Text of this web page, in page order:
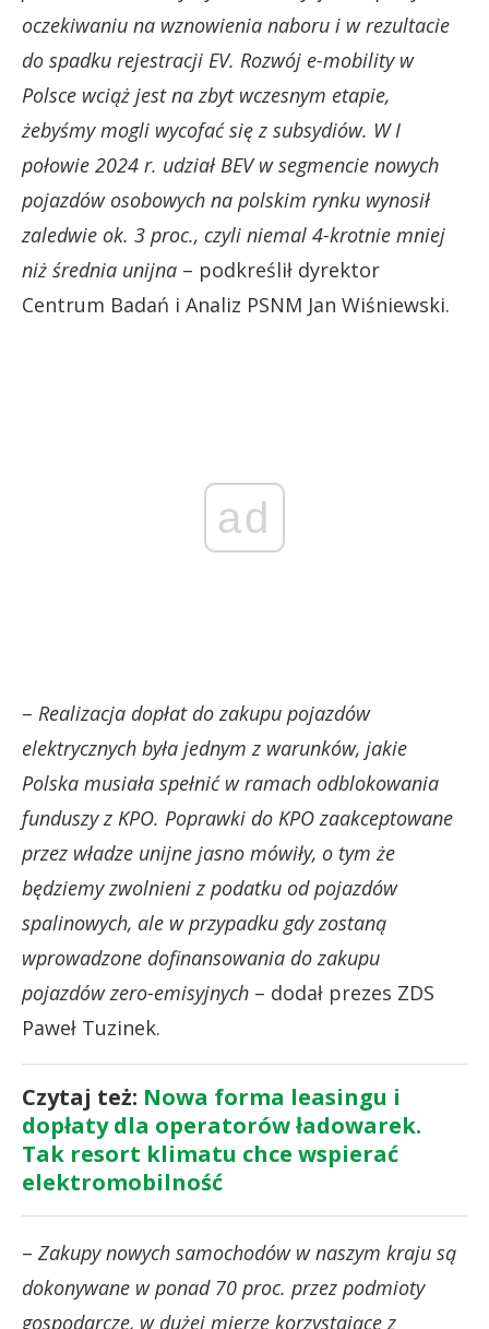
oczekiwaniu na wznowienia naboru i w rezultacie
do spadku rejestracji EV. Rozwój e-mobility w
Polsce wciąż jest na zbyt wczesnym etapie,
żebyśmy mogli wycofać się z subsydiów. W I
połowie 2024 r. udział BEV w segmencie nowych
pojazdów osobowych na polskim rynku wynosił
zaledwie ok. 3 proc., czyli niemal 4-krotnie mniej
niż średnia unijna – podkreślił dyrektor
Centrum Badań i Analiz PSNM Jan Wiśniewski.
ad
– Realizacja dopłat do zakupu pojazdów
elektrycznych była jednym z warunków, jakie
Polska musiała spełnić w ramach odblokowania
funduszy z KPO. Poprawki do KPO zaakceptowane
przez władze unijne jasno mówiły, o tym że
będziemy zwolnieni z podatku od pojazdów
spalinowych, ale w przypadku gdy zostaną
wprowadzone dofinansowania do zakupu
pojazdów zero-emisyjnych – dodał prezes ZDS
Paweł Tuzinek.
Czytaj też: Nowa forma leasingu i
dopłaty dla operatorów ładowarek.
Tak resort klimatu chce wspierać
elektromobilność
– Zakupy nowych samochodów w naszym kraju są
dokonywane w ponad 70 proc. przez podmioty
gospodarcze, w dużej mierze korzystające z